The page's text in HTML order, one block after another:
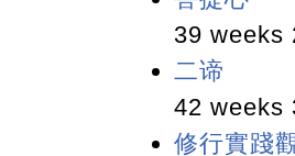
39 weeks
二谛
42 weeks
修行實踐